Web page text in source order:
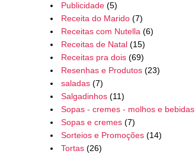
Publicidade (5)
Receita do Marido (7)
Receitas com Nutella (6)
Receitas de Natal (15)
Receitas pra dois (69)
Resenhas e Produtos (23)
saladas (7)
Salgadinhos (11)
Sopas - cremes - molhos e bebidas
Sopas e cremes (7)
Sorteios e Promoções (14)
Tortas (26)